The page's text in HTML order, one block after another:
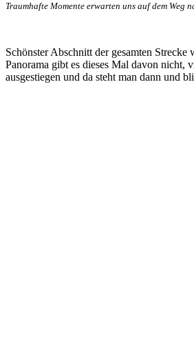
Traumhafte Momente erwarten uns auf dem Weg
Schönster Abschnitt der gesamten
Panorama gibt es dieses Mal davon nicht,
ausgestiegen und da steht man dann